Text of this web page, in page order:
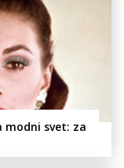
modni svet: za